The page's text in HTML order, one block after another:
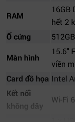
RAM
16GB
hết 2
Ổ cứng
Màn hình
15.6"
viền
Card đồ họa Intel
Kết nối
không dây
Wi-Fi